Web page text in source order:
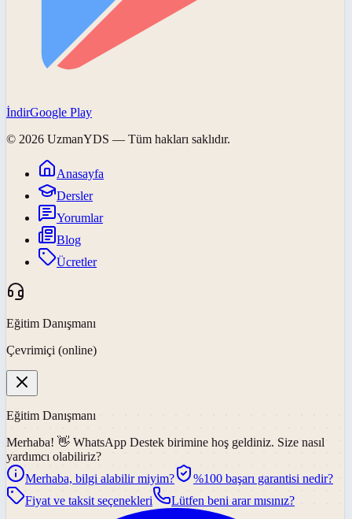
İndirGoogle Play
© 2026 UzmanYDS — Tüm hakları saklıdır.
Anasayfa
Dersler
Yorumlar
Blog
Ücretler
Eğitim Danışmanı
Çevrimiçi (online)
Eğitim Danışmanı
Merhaba! 👋 WhatsApp Destek birimine hoş geldiniz. Size nasıl
yardımcı olabiliriz?
Merhaba, bilgi alabilir miyim?
%100 başarı garantisi nedir?
Fiyat ve taksit seçenekleri
Lütfen beni arar mısınız?